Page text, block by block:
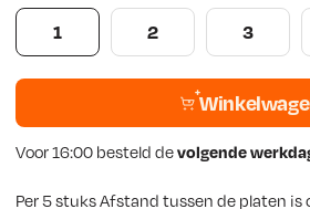
o
n
e
l
p
r
i
j
1 2 3
Voor 16:00 besteld devolgende
Per 5 stuks Afstand tussen de platen is